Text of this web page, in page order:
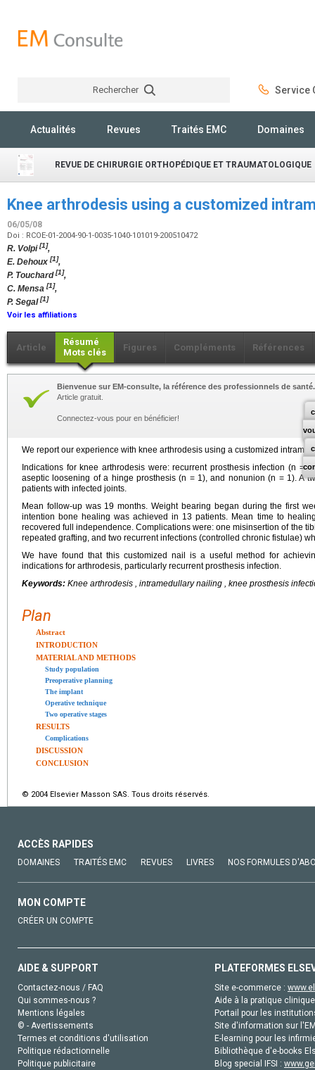
Rechercher Service
Actualités Revues Traités EMC Domaines
REVUE DE CHIRURGIE ORTHOPÉDIQUE ET TRAUMATOLOGIQUE
Knee arthrodesis using a customized
06/05/08
Doi : RCOE-01-2004-90-1-0035-1040-101019-200510472
R. Volpi[1],
E. Dehoux [1],
P. Touchard[1],
C. Mensa [1],
P. Segal[1]
Voir les affiliations
Article
Résumé
Mots clés
Figures Compléments Références
Bienvenue sur EM-consulte, la référence des professionnels de santé.
Article gratuit.
Connectez-vous pour en bénéficier!
We report our experience with knee arthrodesis using a customized
Indications for knee arthrodesis were: recurrent prosthesis infection (n =
aseptic loosening of a hinge prosthesis (n = 1), and nonunion (n = 1). A
patients with infected joints.
Mean follow-up was 19 months. Weight bearing began during the first
intention bone healing was achieved in 13 patients. Mean time to
recovered full independence. Complications were: one misinsertion of the
repeated grafting, and two recurrent infections (controlled chronic fistulae)
We have found that this customized nail is a useful method for
indications for arthrodesis, particularly recurrent prosthesis infection.
Keywords: Knee arthrodesis , intramedullary nailing , knee prosthesis
Plan
Abstract
INTRODUCTION
MATERIAL AND METHODS
Study population
Preoperative planning
The implant
Operative technique
Two operative stages
RESULTS
Complications
DISCUSSION
CONCLUSION
© 2004 Elsevier Masson SAS. Tous droits réservés.
ACCÈS RAPIDES
DOMAINES TRAITÉS EMC REVUES LIVRES NOS FORMULES
MON COMPTE
CRÉER UN COMPTE
AIDE & SUPPORT
Contactez-nous / FAQ
Qui sommes-nous ?
Mentions légales
© - Avertissements
Termes et conditions d'utilisation
Politique rédactionnelle
Politique publicitaire
PLATEFORMES
Site e-commerce :
Aide à la pratique
Portail pour les
Site d'information sur
E-learning pour les
Bibliothèque d'e-books
Blog special IFSI :